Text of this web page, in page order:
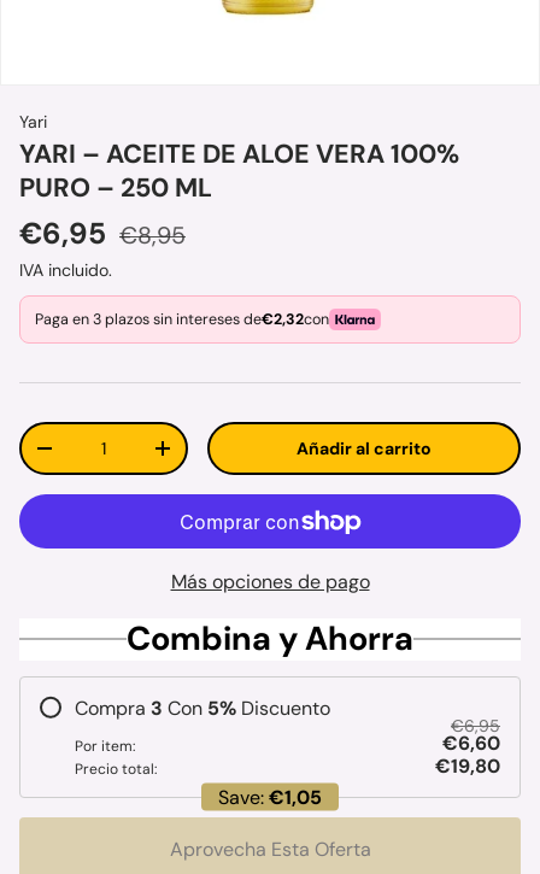
Yari
YARI – ACEITE DE ALOE VERA 100%
PURO – 250 ML
Precio de venta
€6,95 Precio normal
€8,95
IVA incluido.
Paga en 3 plazos sin intereses de€2,32con
Cant.
Disminuir cantidadAumentar la cantidadAñadir al carrito
Más opciones de pago
Combina y Ahorra
Compra 3 Con 5% Discuento
Por item:
€6,95
€6,60
Precio total:
€19,80
Save:€1,05
Aprovecha Esta Oferta